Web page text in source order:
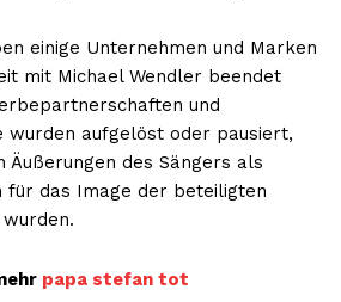
einige Unternehmen und Marken
mit Michael Wendler beendet
und
wurden aufgelöst oder pausiert,
Äußerungen des Sängers als
für das Image der beteiligten
papa stefan tot